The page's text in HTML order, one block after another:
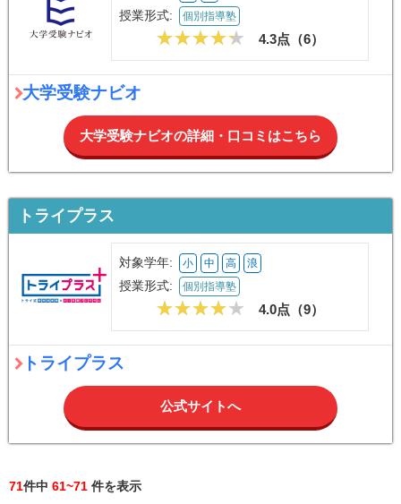
授業形式: 個別指導塾
4.3点（6）
大学受験ナビオ
大学受験ナビオの詳細・口コミはこちら
トライプラス
対象学年: 小 中 高 浪
授業形式: 個別指導塾
4.0点（9）
トライプラス
公式サイトへ
71件中 61~71 件を表示